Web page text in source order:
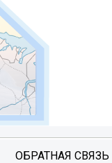
ОБРАТНАЯ СВЯЗЬ